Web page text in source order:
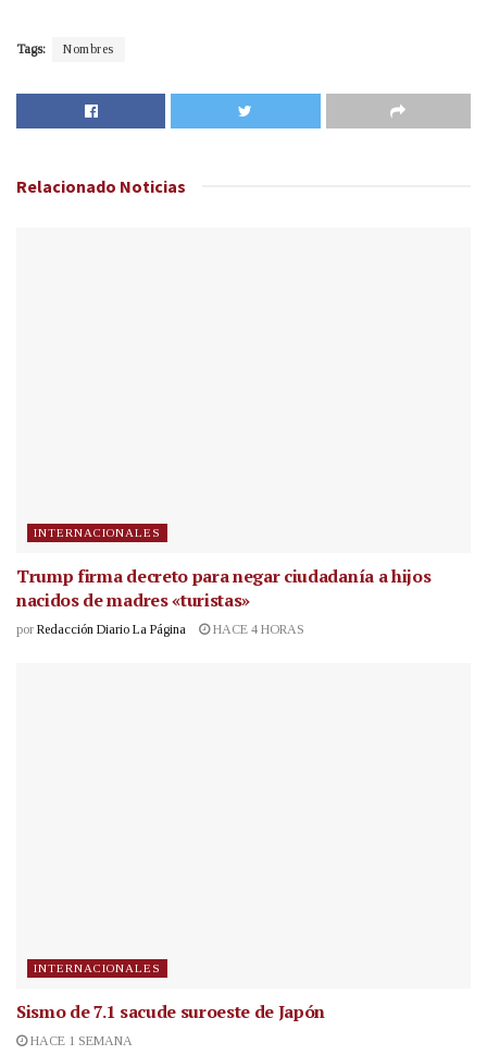
Tags: Nombres
Relacionado Noticias
INTERNACIONALES
Trump firma decreto para negar ciudadanía a hijos
nacidos de madres «turistas»
por Redacción Diario La Página HACE 4 HORAS
INTERNACIONALES
Sismo de 7.1 sacude suroeste de Japón
HACE 1 SEMANA